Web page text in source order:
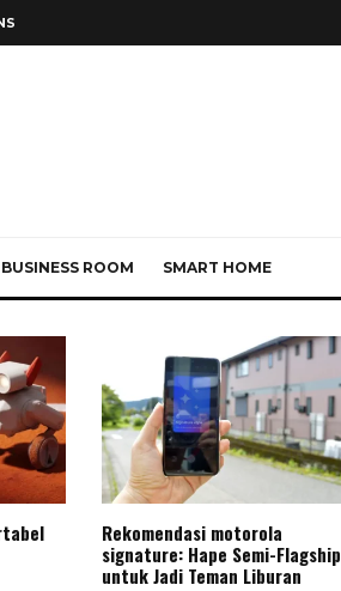
BUSINESS ROOM SMART HOME
Rekomendasi motorola
signature: Hape Semi-Flagship
untuk Jadi Teman Liburan